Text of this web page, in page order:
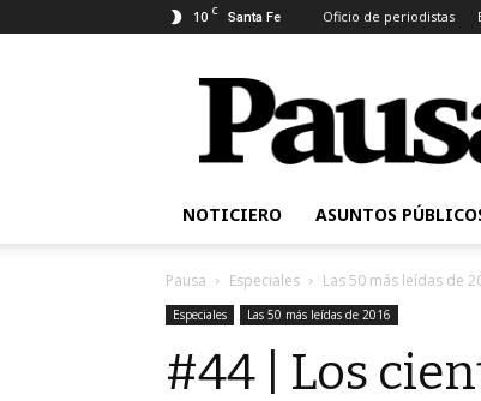
10 C Santa Fe Oficio de periodistas
Pausa
NOTICIERO ASUNTOS
Pausa Especiales Las 50 más leídas de
Especiales Las 50 más leídas de 2016
#44 | Los